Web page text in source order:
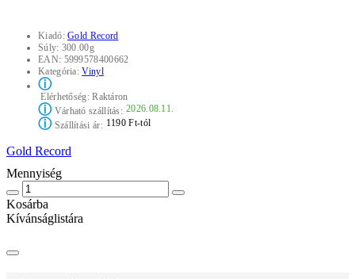
Kiadó:Gold Record
Súly: 300.00g
EAN: 5999578400662
Kategória:Vinyl
ⓘ
Elérhetőség:Raktáron
ⓘVárható szállítás: 2026.08.11.
ⓘSzállítási ár: 1190 Ft-tól
Gold Record
Mennyiség
Kosárba
Kívánságlistára